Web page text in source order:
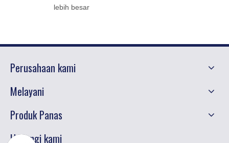
lebih besar
Perusahaan kami
Melayani
Produk Panas
Hubungi kami